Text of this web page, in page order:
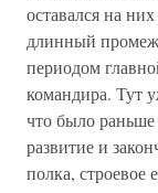
оставался на
длинный
периодом
командира. Тут
что было раньше
развитие и
полка, строевое